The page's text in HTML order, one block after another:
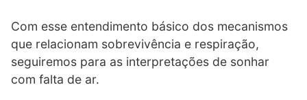
Com esse entendimento básico dos mecanismos
que relacionam sobrevivência e respiração,
seguiremos para as interpretações de sonhar
com falta de ar.